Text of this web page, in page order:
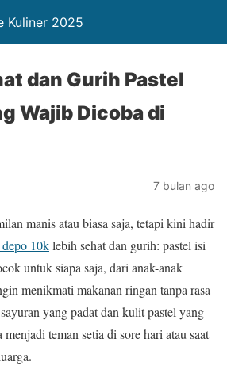
Kuliner 2025
dan Gurih Pastel
Wajib Dicoba di
7 bulan ago
manis atau biasa saja, tetapi kini hadir
10klebih sehat dan gurih: pastel isi
untuk siapa saja, dari anak-anak
menikmati makanan ringan tanpa rasa
yang padat dan kulit pastel yang
teman setia di sore hari atau saat